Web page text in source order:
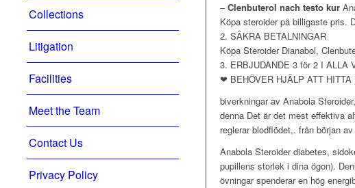
Collections
Litigation
Facilities
Meet the Team
Contact Us
Privacy Policy
–Clenbuterol nach testo kur
Köpa steroider på billigaste pris.
2. SÄKRA BETALNINGAR
Köpa Steroider Dianabol,
3. ERBJUDANDE 3 för 2 I ALLA
❤ BEHÖVER HJÄLP ATT
biverkningar av Anabola
denna Det är det mest effektiva
reglerar blodflödet,. från början
Anabola Steroider diabetes,
pupillens storlek i dina ögon).
övningar spenderar en hög